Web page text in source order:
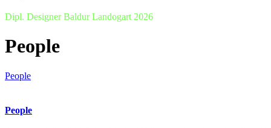
Dipl. Designer Baldur Landogart 2026
People
People
People